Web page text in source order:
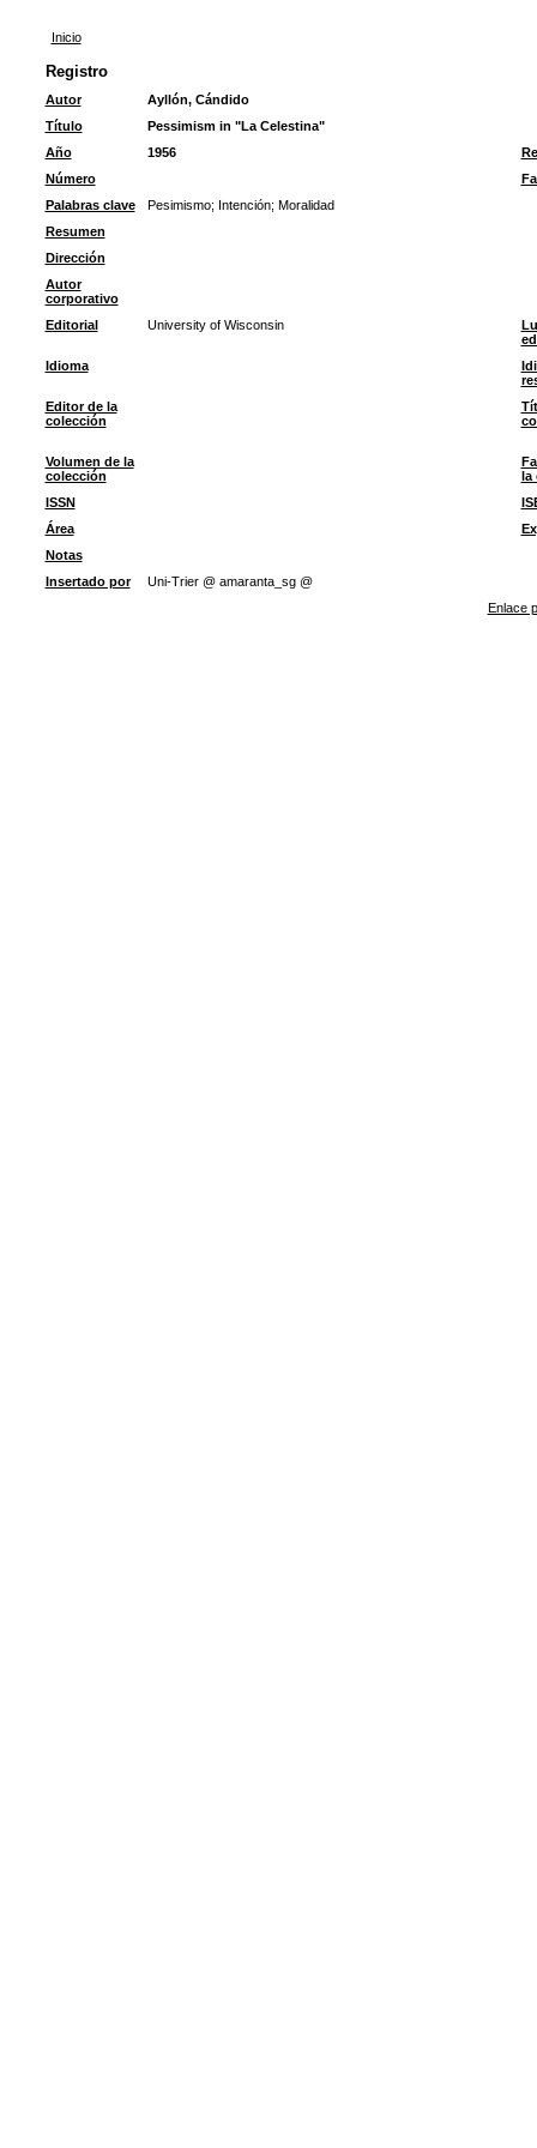
Inicio
Registro
Autor
Ayllón, Cándido
Título
Pessimism in "La Celestina"
Año
1956
Número
Palabras clave
Pesimismo; Intención; Moralidad
Resumen
Dirección
Autor
corporativo
Editorial
University of Wisconsin
Idioma
Editor de la
colección
Volumen de la
colección
la
ISSN
Área
Notas
Insertado por
Uni-Trier @ amaranta_sg @
Enlace